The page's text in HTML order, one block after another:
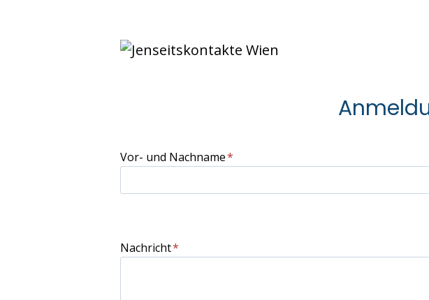
Vor- und Nachname*
Nachricht*